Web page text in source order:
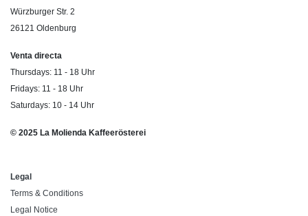
Würzburger Str. 2
26121 Oldenburg
Venta directa
Thursdays: 11 - 18 Uhr
Fridays: 11 - 18 Uhr
Saturdays: 10 - 14 Uhr
© 2025 La Molienda Kaffeerösterei
Legal
Terms & Conditions
Legal Notice